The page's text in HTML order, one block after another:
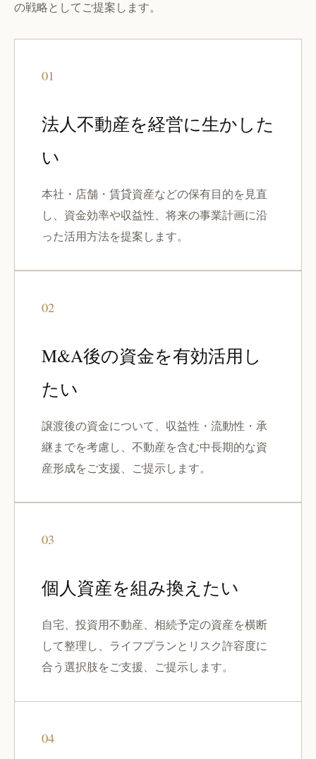
の戦略としてご提案します。
01
法人不動産を経営に生かした
い
本社・店舗・賃貸資産などの保有目的を見直
し、資金効率や収益性、将来の事業計画に沿
った活用方法を提案します。
02
M&A後の資金を有効活用し
たい
譲渡後の資金について、収益性・流動性・承
継までを考慮し、不動産を含む中長期的な資
産形成をご支援、ご提示します。
03
個人資産を組み換えたい
自宅、投資用不動産、相続予定の資産を横断
して整理し、ライフプランとリスク許容度に
合う選択肢をご支援、ご提示します。
04